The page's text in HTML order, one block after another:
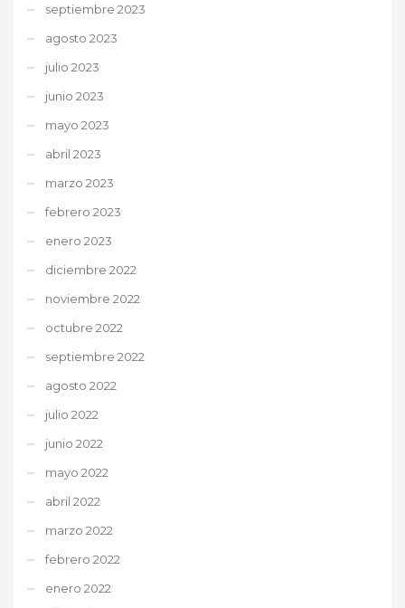
septiembre 2023
agosto 2023
julio 2023
junio 2023
mayo 2023
abril 2023
marzo 2023
febrero 2023
enero 2023
diciembre 2022
noviembre 2022
octubre 2022
septiembre 2022
agosto 2022
julio 2022
junio 2022
mayo 2022
abril 2022
marzo 2022
febrero 2022
enero 2022